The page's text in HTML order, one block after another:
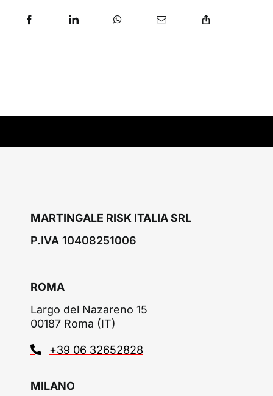
MARTINGALE RISK ITALIA SRL
P.IVA 10408251006
ROMA
Largo del Nazareno 15
00187 Roma (IT)
+39 06 32652828
MILANO